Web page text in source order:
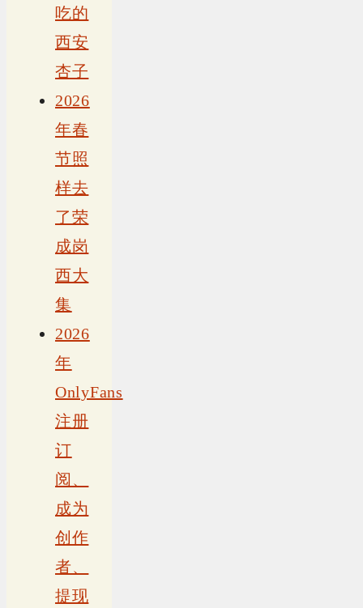
吃的
西安
杏子
2026
年春
节照
样去
了荣
成岗
西大
集
2026
年
OnlyFans
注册
订
阅、
成为
创作
者、
提现